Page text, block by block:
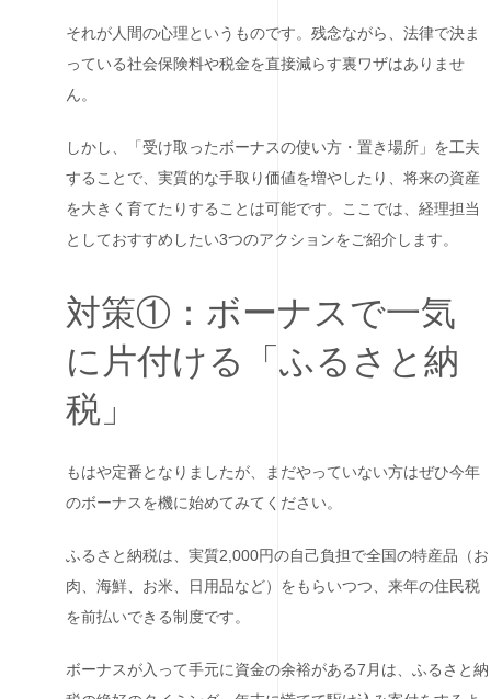
それが人間の心理というものです。残念ながら、法律で決ま
っている社会保険料や税金を直接減らす裏ワザはありませ
ん。
しかし、「受け取ったボーナスの使い方・置き場所」を工夫
することで、実質的な手取り価値を増やしたり、将来の資産
を大きく育てたりすることは可能です。ここでは、経理担当
としておすすめしたい3つのアクションをご紹介します。
対策①：ボーナスで一気
に片付ける「ふるさと納
税」
もはや定番となりましたが、まだやっていない方はぜひ今年
のボーナスを機に始めてみてください。
ふるさと納税は、実質2,000円の自己負担で全国の特産品（お
肉、海鮮、お米、日用品など）をもらいつつ、来年の住民税
を前払いできる制度です。
ボーナスが入って手元に資金の余裕がある7月は、ふるさと納